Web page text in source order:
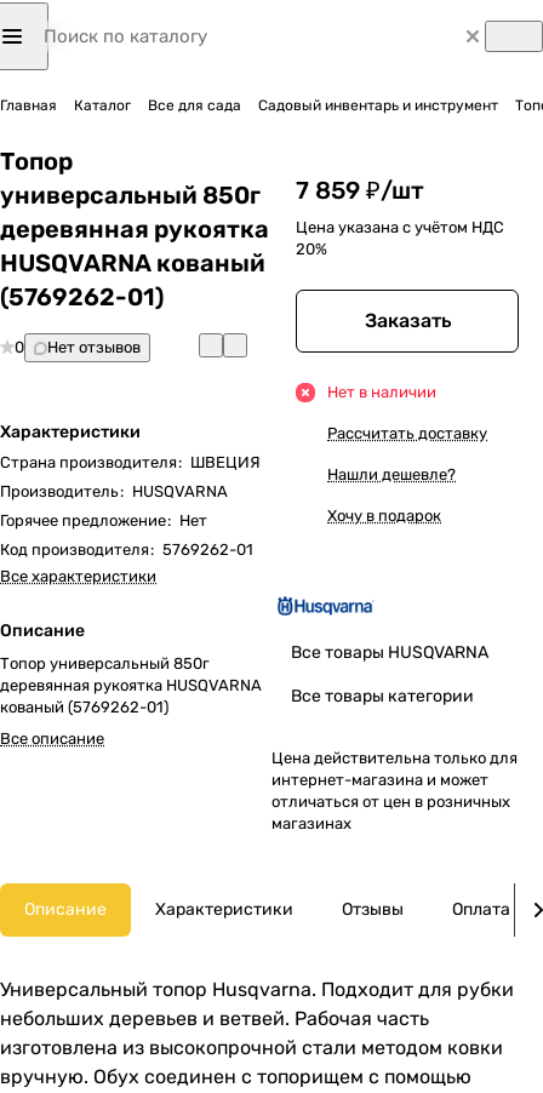
Главная Каталог Все для сада Садовый инвентарь и инструмент
Топор
универсальный 850г
деревянная рукоятка
HUSQVARNA кованый
(5769262-01)
0 Нет отзывов
Характеристики
Страна производителя: ШВЕЦИЯ
Производитель: HUSQVARNA
Горячее предложение: Нет
Код производителя: 5769262-01
Все характеристики
Описание
Топор универсальный 850г
деревянная рукоятка HUSQVARNA
кованый (5769262-01)
Все описание
7 859 ₽/шт
Цена указана с учётом НДС
20%
Заказать
Нет в наличии
Рассчитать доставку
Нашли дешевле?
Хочу в подарок
Все товары HUSQVARNA
Все товары категории
Цена действительна только для
интернет-магазина и может
отличаться от цен в розничных
магазинах
Описание Характеристики Отзывы Оплата
Универсальный топор Husqvarna. Подходит для рубки
небольших деревьев и ветвей. Рабочая часть
изготовлена из высокопрочной стали методом ковки
вручную. Обух соединен с топорищем с помощью